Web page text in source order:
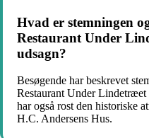
Hvad er stemningen
Restaurant Under
udsagn?
Besøgende har beskrevet
Restaurant Under
har også rost den historiske
H.C. Andersens Hus.